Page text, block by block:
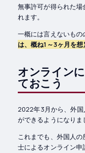
無事許可が得られた
れます。
一概には言えないもの
は、概ね1～3ヶ月を
オンライン
ておこう
2022年3月から、外
ができるようになりま
これまでも、外国人
士によるオンライン